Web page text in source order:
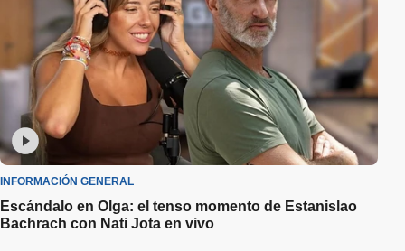
INFORMACIÓN GENERAL
Escándalo en Olga: el tenso momento de Estanislao
Bachrach con Nati Jota en vivo